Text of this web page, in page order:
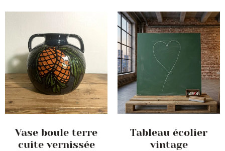
Vase boule terre
cuite vernissée
Tableau écolier
vintage